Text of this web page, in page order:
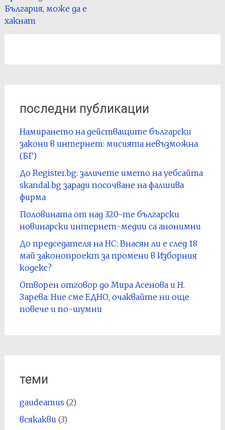
България, може да е
хакнат
последни публикации
Намирането на действащите български
закони в интернет: мисията невъзможна
(БГ)
До Register.bg: заличете името на уебсайта
skandal.bg заради посочване на фалшива
фирма
Половината от над 320-те български
новинарски интернет-медии са анонимни
До председателя на НС: Внасян ли е след 18
май законопроект за промени в Изборния
кодекс?
Отворен отговор до Мира Асенова и Н.
Зарева: Ние сме ЕДНО, очаквайте ни още
повече и по-шумни
теми
gaudeamus (2)
всякакви (3)